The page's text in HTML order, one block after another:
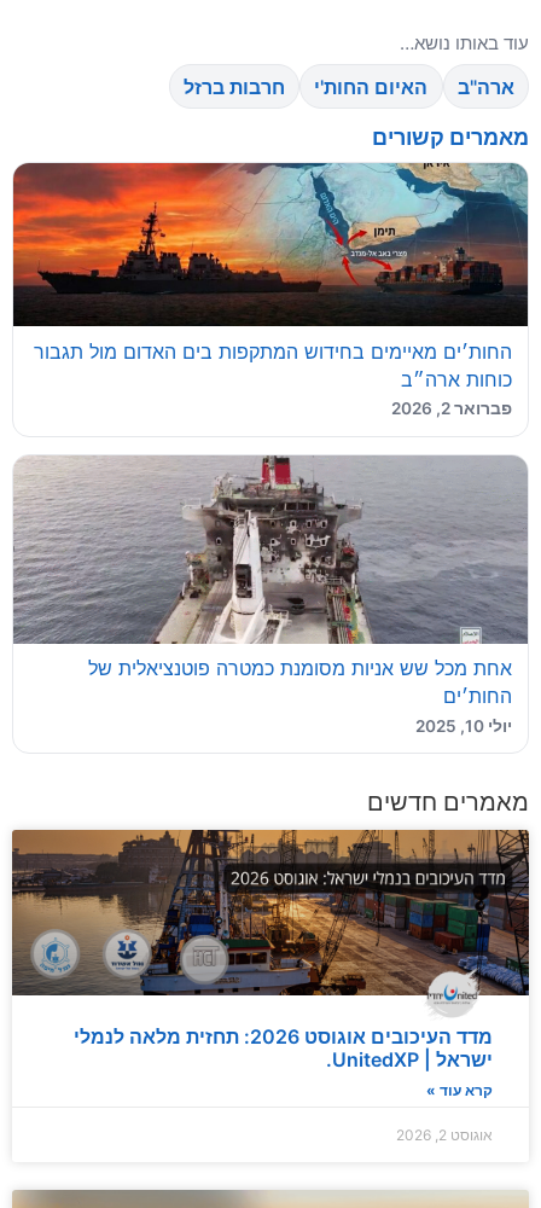
עוד באותו נושא…
ארה"ב האיום החות'י חרבות ברזל
מאמרים קשורים
החות׳ים מאיימים בחידוש המתקפות בים האדום מול תגבור
כוחות ארה״ב
פברואר 2, 2026
אחת מכל שש אניות מסומנת כמטרה פוטנציאלית של
החות׳ים
יולי 10, 2025
מאמרים חדשים
מדד העיכובים אוגוסט 2026: תחזית מלאה לנמלי
ישראל | UnitedXP.
קרא עוד »
אוגוסט 2, 2026